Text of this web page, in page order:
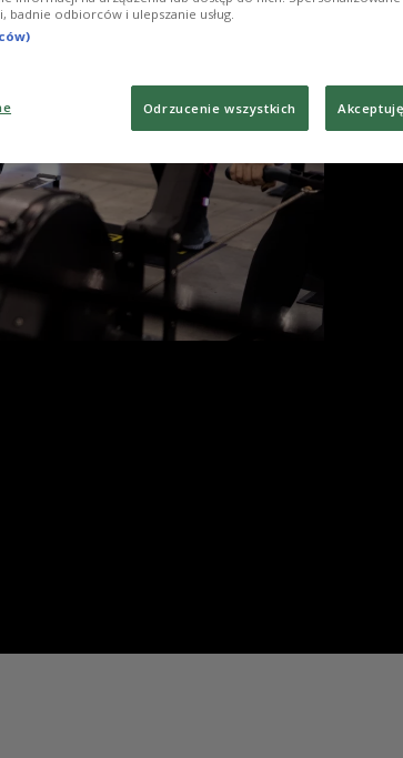
badnie odbiorców i ulepszanie usług.
Odrzucenie wszystkich